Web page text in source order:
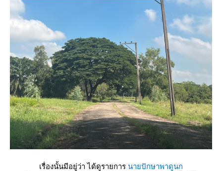
เรื่องนั้นมีอยู่ว่า ได้ดูรายการ นายปักษาพาดูนก